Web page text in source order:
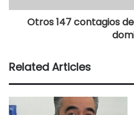
Otros 147 contagios
Related Articles